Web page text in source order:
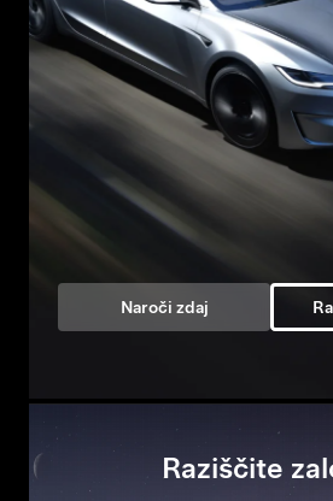
Naroči zdaj
Raziščite